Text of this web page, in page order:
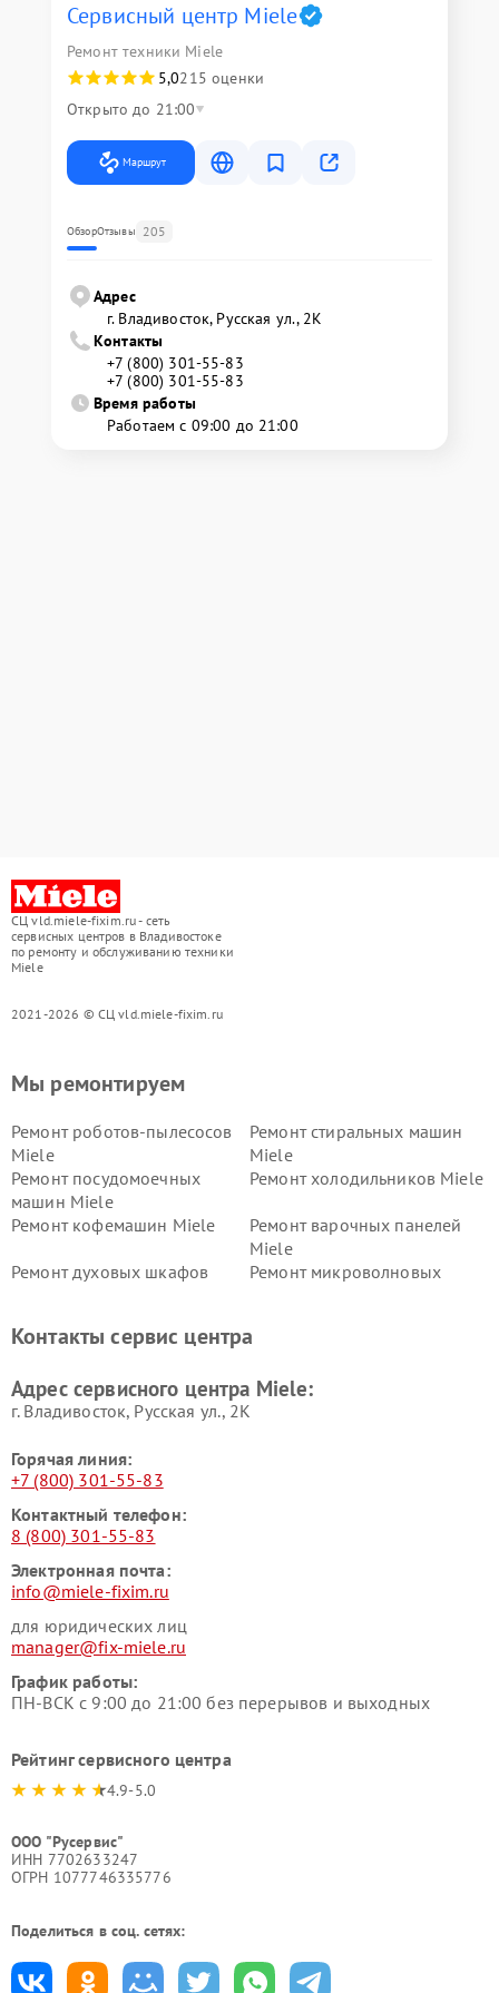
Сервисный центр Miele
Ремонт техники Miele
5,0215 оценки
Открыто до 21:00
Маршрут
ОбзорОтзывы 205
Адрес
г. Владивосток, Русская ул., 2К
Контакты
+7 (800) 301-55-83
+7 (800) 301-55-83
Время работы
Работаем с 09:00 до 21:00
СЦ vld.miele-fixim.ru - сеть
сервисных центров в Владивостоке
по ремонту и обслуживанию техники
Miele
2021-2026 © СЦ vld.miele-fixim.ru
Мы ремонтируем
Ремонт роботов-пылесосов
Miele
Ремонт стиральных машин
Miele
Ремонт посудомоечных
машин Miele
Ремонт холодильников Miele
Ремонт кофемашин Miele
Ремонт варочных панелей
Miele
Ремонт духовых шкафов
Ремонт микроволновых
Miele
Miele
пылесосов Miele
Контакты сервис центра
Адрес сервисного центра Miele:
г. Владивосток, Русская ул., 2К
Горячая линия:
+7 (800) 301-55-83
Контактный телефон:
8 (800) 301-55-83
Электронная почта:
info@miele-fixim.ru
для юридических лиц
manager@fix-miele.ru
График работы:
ПН-ВСК с 9:00 до 21:00 без перерывов и выходных
Рейтинг сервисного центра
4.9-5.0
ООО "Русервис"
ИНН 7702633247
ОГРН 1077746335776
Поделиться в соц. сетях: